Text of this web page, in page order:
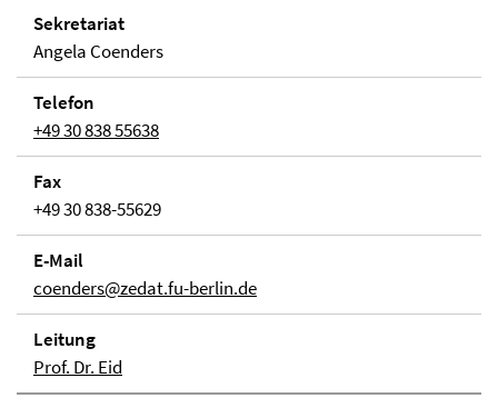
Se­kre­ta­ri­at
Angela Coenders
Telefon
+49 30 838 55638
Fax
+49 30 838-55629
E-Mail
coenders@zedat.fu-berlin.de
Lei­tung
Prof. Dr. Eid